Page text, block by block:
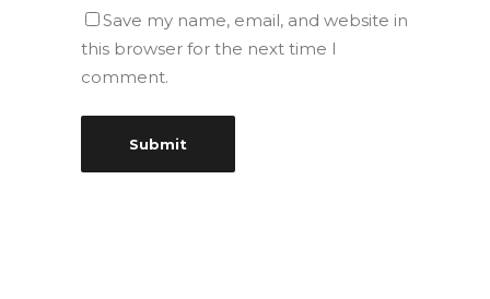
Save my name, email, and website in
this browser for the next time I
comment.